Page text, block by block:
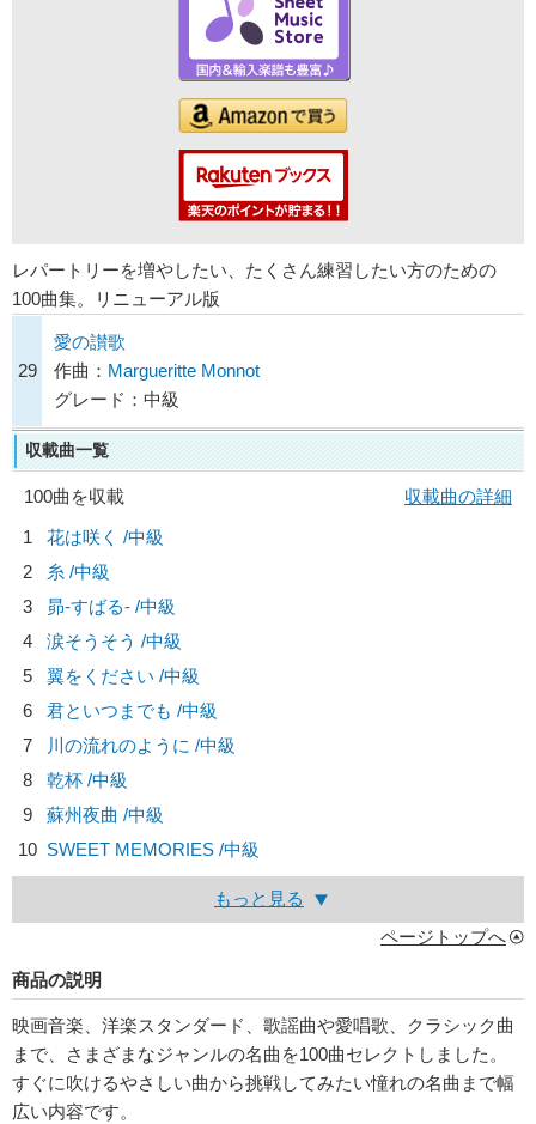
レパートリーを増やしたい、たくさん練習したい方のための
100曲集。リニューアル版
29
愛の讃歌
作曲： Margueritte Monnot
グレード：中級
収載曲一覧
100曲を収載
収載曲の詳細
1
花は咲く /中級
2
糸 /中級
3
昴-すばる- /中級
4
涙そうそう /中級
5
翼をください /中級
6
君といつまでも /中級
7
川の流れのように /中級
8
乾杯 /中級
9
蘇州夜曲 /中級
10 SWEET MEMORIES /中級
もっと見る
ページトップへ
商品の説明
映画音楽、洋楽スタンダード、歌謡曲や愛唱歌、クラシック曲
まで、さまざまなジャンルの名曲を100曲セレクトしました。
すぐに吹けるやさしい曲から挑戦してみたい憧れの名曲まで幅
広い内容です。